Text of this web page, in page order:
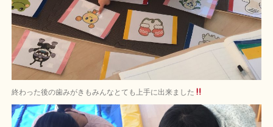
終わった後の歯みがきもみんなとても上手に出来ました